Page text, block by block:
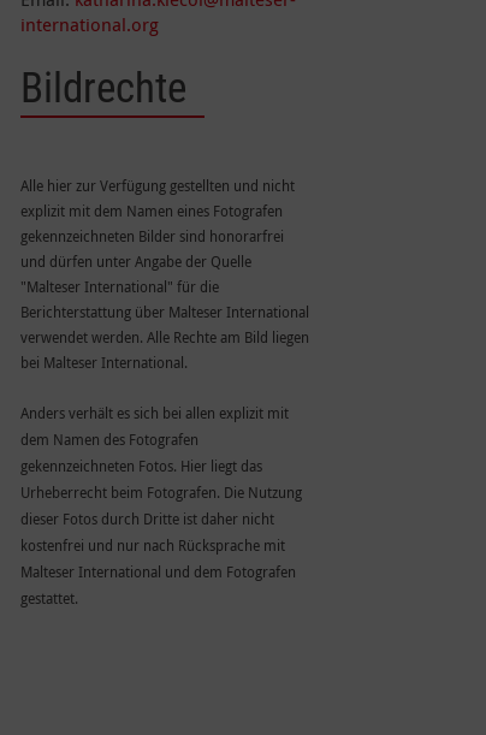
international.org
Bildrechte
Alle hier zur Verfügung gestellten und nicht
explizit mit dem Namen eines Fotografen
gekennzeichneten Bilder sind honorarfrei
und dürfen unter Angabe der Quelle
"Malteser International" für die
Berichterstattung über Malteser International
verwendet werden. Alle Rechte am Bild liegen
bei Malteser International.
Anders verhält es sich bei allen explizit mit
dem Namen des Fotografen
gekennzeichneten Fotos. Hier liegt das
Urheberrecht beim Fotografen. Die Nutzung
dieser Fotos durch Dritte ist daher nicht
kostenfrei und nur nach Rücksprache mit
Malteser International und dem Fotografen
gestattet.